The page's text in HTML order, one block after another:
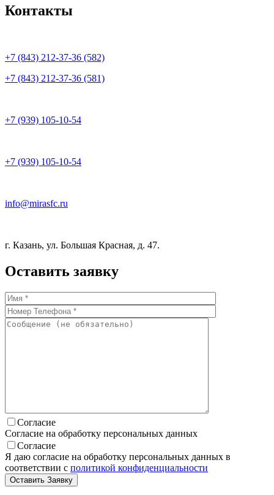
Контакты
+7 (843) 212-37-36 (582)
+7 (843) 212-37-36 (581)
+7 (939) 105-10-54
+7 (939) 105-10-54
info@mirasfc.ru
г. Казань, ул. Большая Красная, д. 47.
Оставить заявку
Согласие
Согласие на обработку персональных данных
Согласие
Я даю согласие на обработку персональных данных в
соответствии с политикой конфиденциальности